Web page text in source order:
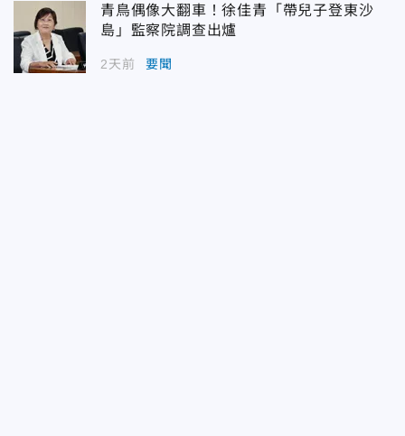
青鳥偶像大翻車！徐佳青「帶兒子登東沙
島」監察院調查出爐
2天前 要聞